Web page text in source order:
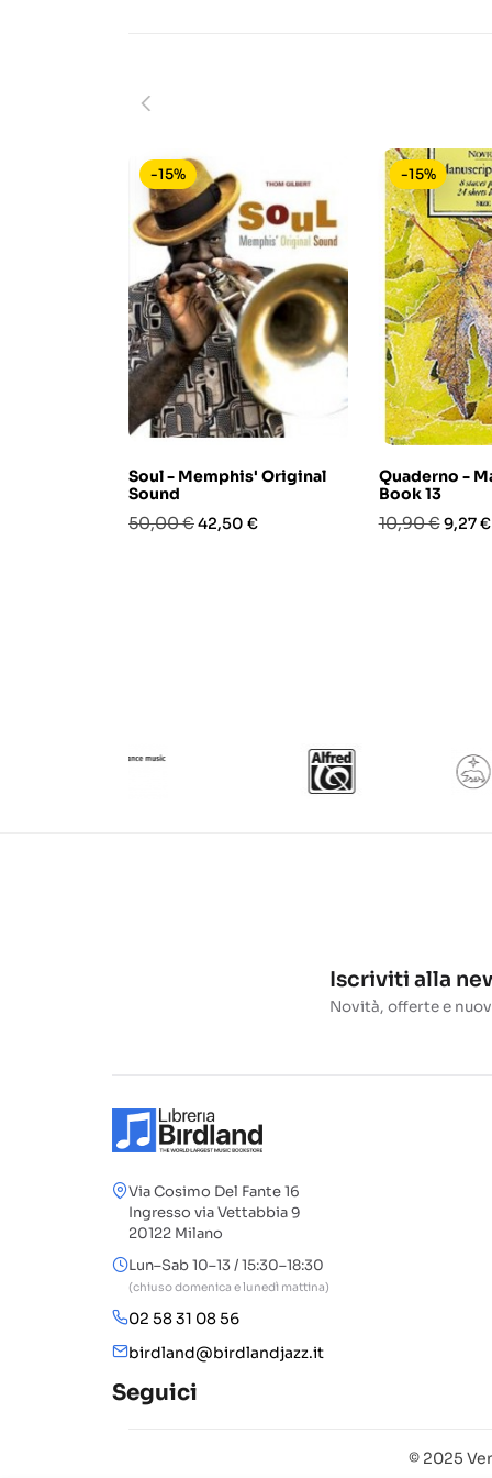
Soul - Memphis' Original
Sound
Prezzo
50,00 €Prezzo
42,50 €
-15%
Quaderno -
Book 13
Prezzo
10,90 €9,27 €
-15%
Iscriviti alla
Novità, offerte e
Via Cosimo Del Fante 16
Ingresso via Vettabbia 9
20122 Milano
Lun–Sab 10–13 / 15:30–18:30
(chiuso domenica e lunedì mattina)
02 58 31 08 56
birdland@birdlandjazz.it
Seguici
© 2025